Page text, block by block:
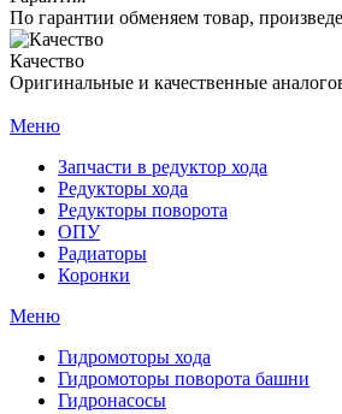
По гарантии обменяем товар,
Качество
Оригинальные и качественные
Меню
Запчасти в редуктор хода
Редукторы хода
Редукторы поворота
ОПУ
Радиаторы
Коронки
Меню
Гидромоторы хода
Гидромоторы поворота башни
Гидронасосы